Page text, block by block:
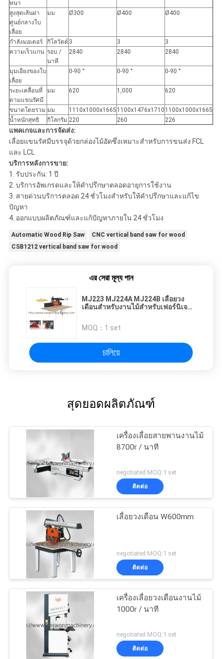
หนา
สูงสุดเส้นผ่า
ศูนย์กลางใบ
เลื่อย
มม Ø300 Ø400 Ø400
กำลังมอเตอร์ กิโลวัตต์ 3 3
3
ความเร็วแกน รอบ /
นาที
2840 2840 2840
มุมเอียงของใบ
เลื่อย
0-90 ° 0-90 ° 0-90 °
ระยะเคลื่อนที่
ตามแขนรัศมี
มม 620 1,000 620
ขนาดโดยรวม มม 1110x1000x1665 1100x1476x1710 1100x1000x1665
น้ำหนักสุทธิ
กิโลกรัม 220 260 226
แพคเกจและการจัดส่ง:
เลื่อยแขนรัศมีบรรจุด้วยกล่องไม้อัดซึ่งเหมาะสำหรับการขนส่ง FCL
และ LCL
บริการหลังการขาย:
1. รับประกัน: 1 ปี
2. บริการอัพเกรดและให้คำปรึกษาตลอดอายุการใช้งาน
3. สายด่วนบริการตลอด 24 ชั่วโมงสำหรับให้คำปรึกษาและแก้ไข
ปัญหา
4. ออกแบบผลิตภัณฑ์และแก้ปัญหาภายใน 24 ชั่วโมง
Automatic Wood Rip Saw
CNC vertical band saw for wood
CSB1212 vertical band saw for wood
এর সেরা মূল্য পান
MJ223 MJ224A MJ224B เลื่อยวง
เดือนสำหรับงานไม้สำหรับเฟอร์นิเจอร์
MOQ： 1 set
চালিয়ে
สุดยอดผลิตภัณฑ์
เครื่องเลื่อยสายพานงานไม้
8700r / นาที
negotiated MOQ:1 set
ติดต่อ
เลื่อยวงเดือน W600mm
negotiated MOQ:1 set
ติดต่อ
เครื่องเลื่อยวงเดือนงานไม้
1000r / นาที
negotiated MOQ:1 set
ติดต่อ